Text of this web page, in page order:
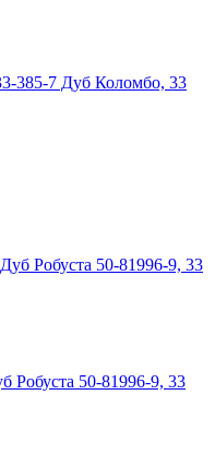
385-7 Дуб Коломбо, 33
Робуста 50-81996-9, 33